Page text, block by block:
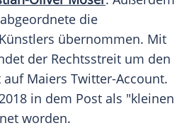
die
übernommen. Mit
der Rechtsstreit um den
auf Maiers Twitter-Account.
in dem Post als "kleinen
worden.